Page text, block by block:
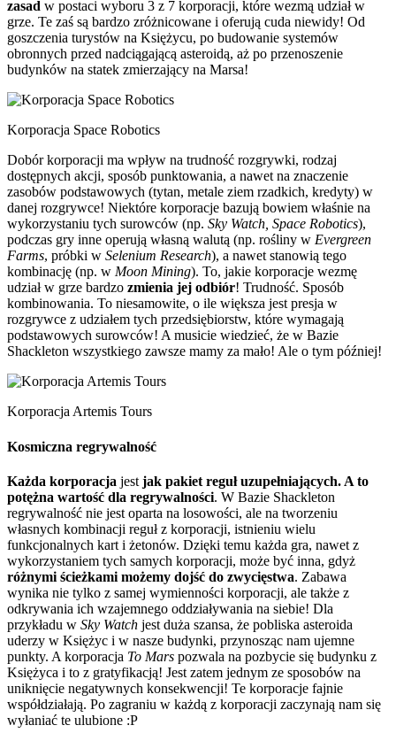
zasad w postaci wyboru 3 z 7 korporacji, które wezmą udział w
grze. Te zaś są bardzo zróżnicowane i oferują cuda niewidy! Od
goszczenia turystów na Księżycu, po budowanie systemów
obronnych przed nadciągającą asteroidą, aż po przenoszenie
budynków na statek zmierzający na Marsa!
Korporacja Space Robotics
Dobór korporacji ma wpływ na trudność rozgrywki, rodzaj
dostępnych akcji, sposób punktowania, a nawet na znaczenie
zasobów podstawowych (tytan, metale ziem rzadkich, kredyty) w
danej rozgrywce! Niektóre korporacje bazują bowiem właśnie na
wykorzystaniu tych surowców (np. Sky Watch, Space Robotics),
podczas gry inne operują własną walutą (np. rośliny w Evergreen
Farms, próbki w Selenium Research), a nawet stanowią tego
kombinację (np. w Moon Mining). To, jakie korporacje wezmę
udział w grze bardzo zmienia jej odbiór! Trudność. Sposób
kombinowania. To niesamowite, o ile większa jest presja w
rozgrywce z udziałem tych przedsiębiorstw, które wymagają
podstawowych surowców! A musicie wiedzieć, że w Bazie
Shackleton wszystkiego zawsze mamy za mało! Ale o tym później!
Korporacja Artemis Tours
Kosmiczna regrywalność
Każda korporacja jest jak pakiet reguł uzupełniających. A to
potężna wartość dla regrywalności. W Bazie Shackleton
regrywalność nie jest oparta na losowości, ale na tworzeniu
własnych kombinacji reguł z korporacji, istnieniu wielu
funkcjonalnych kart i żetonów. Dzięki temu każda gra, nawet z
wykorzystaniem tych samych korporacji, może być inna, gdyż
różnymi ścieżkami możemy dojść do zwycięstwa. Zabawa
wynika nie tylko z samej wymienności korporacji, ale także z
odkrywania ich wzajemnego oddziaływania na siebie! Dla
przykładu w Sky Watch jest duża szansa, że pobliska asteroida
uderzy w Księżyc i w nasze budynki, przynosząc nam ujemne
punkty. A korporacja To Mars pozwala na pozbycie się budynku z
Księżyca i to z gratyfikacją! Jest zatem jednym ze sposobów na
uniknięcie negatywnych konsekwencji! Te korporacje fajnie
współdziałają. Po zagraniu w każdą z korporacji zaczynają nam się
wyłaniać te ulubione :P